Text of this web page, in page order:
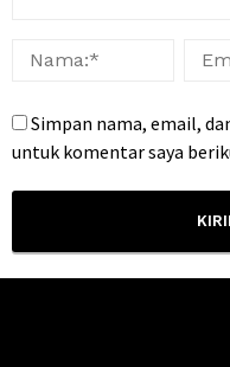
Simpan nama, email,
untuk komentar saya